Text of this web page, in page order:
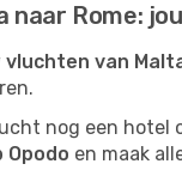
naar Rome:
vluchten van
nog een hotel
Opodo en maak